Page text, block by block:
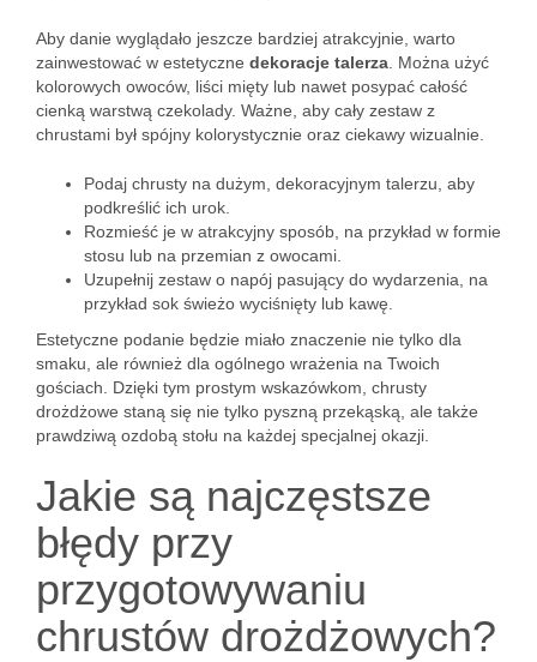
Aby danie wyglądało jeszcze bardziej atrakcyjnie, warto
zainwestować w estetyczne dekoracje talerza . Można użyć
kolorowych owoców, liści mięty lub nawet posypać całość
cienką warstwą czekolady. Ważne, aby cały zestaw z
chrustami był spójny kolorystycznie oraz ciekawy wizualnie.
Podaj chrusty na dużym, dekoracyjnym talerzu, aby
podkreślić ich urok.
Rozmieść je w atrakcyjny sposób, na przykład w formie
stosu lub na przemian z owocami.
Uzupełnij zestaw o napój pasujący do wydarzenia, na
przykład sok świeżo wyciśnięty lub kawę.
Estetyczne podanie będzie miało znaczenie nie tylko dla
smaku, ale również dla ogólnego wrażenia na Twoich
gościach. Dzięki tym prostym wskazówkom, chrusty
drożdżowe staną się nie tylko pyszną przekąską, ale także
prawdziwą ozdobą stołu na każdej specjalnej okazji.
Jakie są najczęstsze
błędy przy
przygotowywaniu
chrustów drożdżowych?